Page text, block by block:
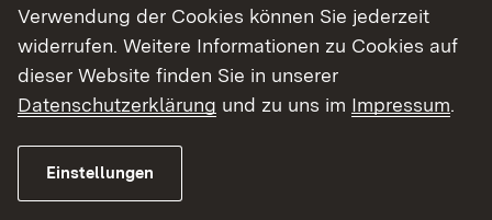
Haben Sie in Ihrer Bibliothek bereits Erfahrungen mit
verhaltensauffälligen Nutzerinnen und Nutzern
gemacht?
Verwendung der Cookies können Sie jederzeit
widerrufen. Weitere Informationen zu Cookies auf
dieser Website finden Sie in unserer
Datenschutzerklärung und zu uns im Impressum.
Einstellungen